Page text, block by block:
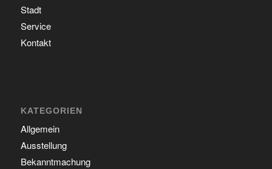
Stadt
Service
Kontakt
KATEGORIEN
Allgemein
Ausstellung
Bekanntmachung